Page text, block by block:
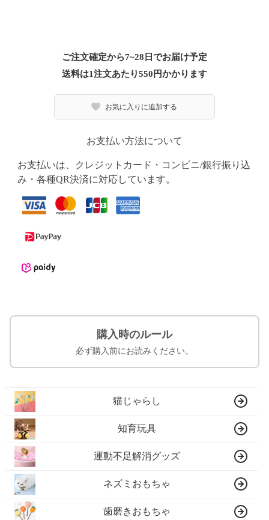
ご注文確定から7~28日でお届け予定
送料は1注文あたり550 円かかります
お気に入りに追加する
お支払い方法について
お支払いは、クレジットカード・コンビニ/銀行振り込
み・各種QR決済に対応しています。
購入時のルール
必ず購入前にお読みください。
猫じゃらし
知育玩具
運動不足解消グッズ
ネズミおもちゃ
歯磨きおもちゃ